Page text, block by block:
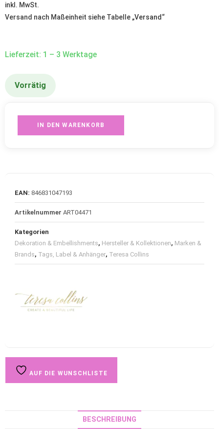
inkl. MwSt.
Versand nach Maßeinheit siehe Tabelle „Versand“
Lieferzeit: 1 – 3 Werktage
Vorrätig
IN DEN WARENKORB
EAN: 846831047193
Artikelnummer ART04471
Kategorien
Dekoration & Embellishments, Hersteller & Kollektionen, Marken &
Brands, Tags, Label & Anhänger, Teresa Collins
AUF DIE WUNSCHLISTE
BESCHREIBUNG